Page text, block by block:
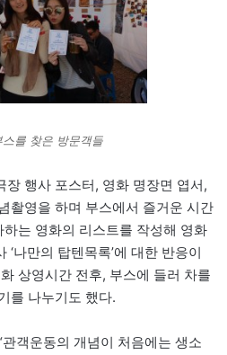
를 찾은 방문객들
장 행사 포스터, 영화 명장면 엽서,
촬영을 하며 부스에서 즐거운 시간
는 영화의 리스트를 작성해 영화
나만의 탑텐목록’에 대한 반응이
상영시간 전후, 부스에 들러 차를
를 나누기도 했다.
객운동의 개념이 처음에는 생소